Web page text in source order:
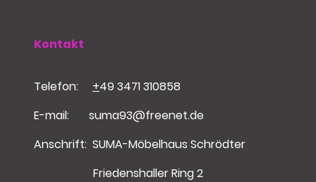
Kontakt
Telefon: +49 3471 310858
E-mail: suma93@freenet.de
Anschrift: SUMA-Möbelhaus Schrödter
Friedenshaller Ring 2